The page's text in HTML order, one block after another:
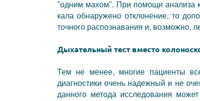
"одним махом". При помощи анализа
кала обнаружено отклонение, то
точного распознавания и, возможно,
Дыхательный тест вместо
Тем не менее, многие пациенты
диагностики очень надежный и не
данного метода исследования